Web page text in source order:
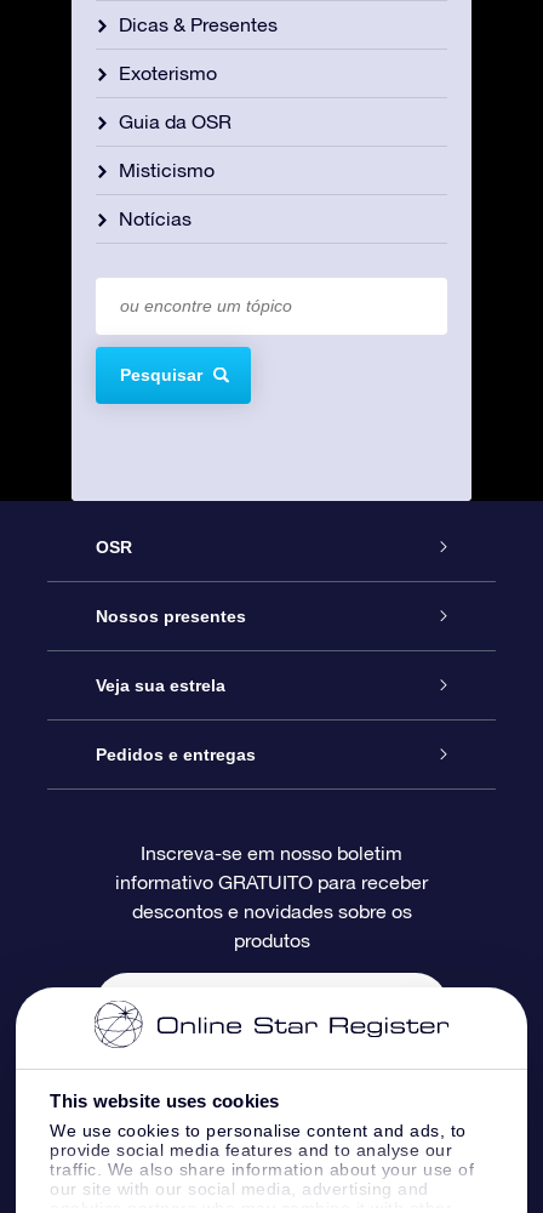
This website uses cookies
We use cookies to personalise content and ads, to
provide social media features and to analyse our
traffic. We also share information about your use of
our site with our social media, advertising and
Dicas & Presentes
Exoterismo
Guia da OSR
Misticismo
Notícias
Pesquisar
OSR
Serviço
Entre em contato conosco
Blog
Avaliações
Nossos presentes
Presente estrelar on-line
Pacote de presente da OSR
O cartão de presente da OSR
Presentes corporativos
Veja sua estrela
Star Register
Página estelar personalizada
Um Milhão de Estrelas
OSR Starsaver
Aplicativo RV Fly me to the stars
Pedidos e entregas
Informações de pagamento
Informações de envio
Política de devolução
Constelações
Inscreva-se em nosso boletim
informativo GRATUITO para receber
descontos e novidades sobre os
produtos